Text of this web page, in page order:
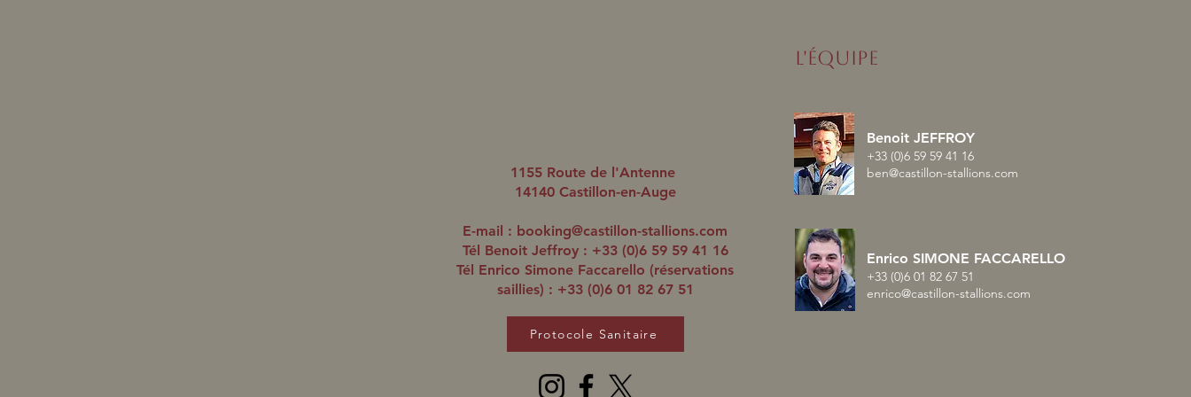
1155 Route de l'Antenne
14140 Castillon-en-Auge
E-mail : booking@castillon-stallions.com
Tél Benoit Jeffroy : +33 (0)6 59 59 41 16
Tél Enrico Simone Faccarello (réservations
saillies) : +33 (0)6 01 82 67 51
Protocole Sanitaire
L'ÉQUIPE
Benoit JEFFROY
+33 (0)6 59 59 41 16
ben@castillon-stallions.com
Enrico SIMONE FACCARELLO
+33 (0)6 01 82 67 51
enrico@castillon-stallions.com